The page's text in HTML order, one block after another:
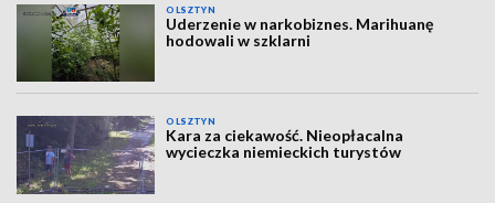
OLSZTYN
Uderzenie w narkobiznes. Marihuanę
hodowali w szklarni
OLSZTYN
Kara za ciekawość. Nieopłacalna
wycieczka niemieckich turystów